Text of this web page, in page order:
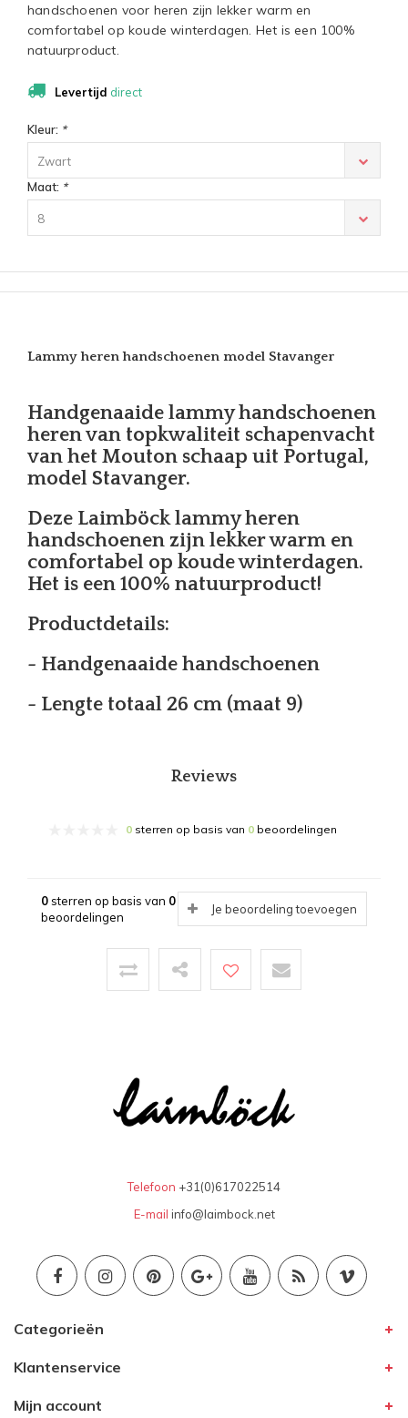
handschoenen voor heren zijn lekker warm en
comfortabel op koude winterdagen. Het is een 100%
natuurproduct.
Levertijd direct
Kleur: *
Zwart
Maat: *
8
Lammy heren handschoenen model Stavanger
Handgenaaide lammy handschoenen
heren van topkwaliteit schapenvacht
van het Mouton schaap uit Portugal,
model Stavanger.
Deze Laimböck lammy heren
handschoenen zijn lekker warm en
comfortabel op koude winterdagen.
Het is een 100% natuurproduct!
Productdetails:
- Handgenaaide handschoenen
- Lengte totaal 26 cm (maat 9)
Reviews
0 sterren op basis van 0 beoordelingen
0sterren op basis van 0
beoordelingen
Je beoordeling toevoegen
Telefoon +31(0)617022514
E-mail info@laimbock.net
Categorieën
Klantenservice
Mijn account